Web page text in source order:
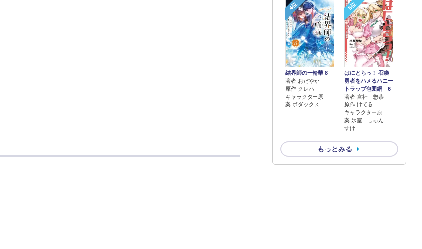
4位
結界師の一輪華 8
著者 おだやか
原作 クレハ
キャラクター原
案 ボダックス
5位
はにとらっ！ 召喚
勇者をハメるハニー
トラップ包囲網 6
著者 宮社 惣恭
原作 けてる
キャラクター原
案 氷室 しゅん
すけ
もっとみる